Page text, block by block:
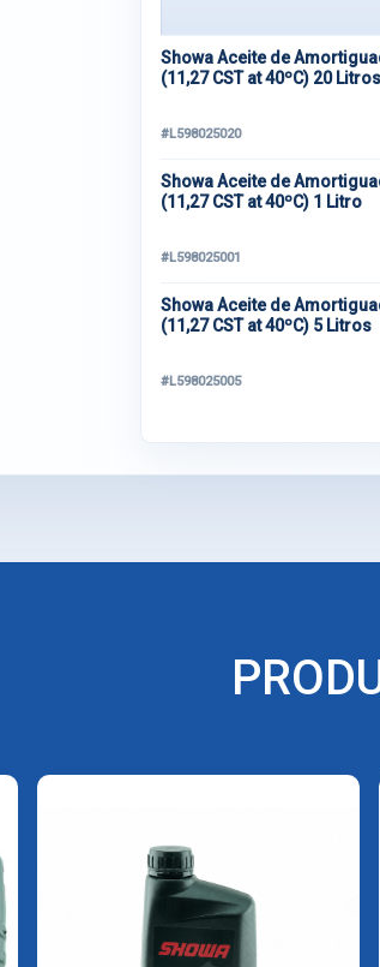
Showa Aceite de
(11,27 CST at 40ºC) 20 Litros
#L598025020
Showa Aceite de
(11,27 CST at 40ºC) 1 Litro
#L598025001
Showa Aceite de
(11,27 CST at 40ºC) 5 Litros
#L598025005